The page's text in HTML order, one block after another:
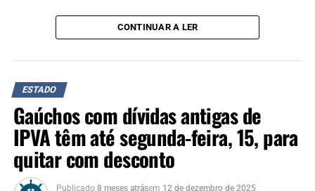
Também podem ser realizados pelo aplicativo a
apresentação de condutor, consulta da situação do
modalidade Identidade Fácil. O atendimento ocorre pelo
WhatsApp, no número (51) 3210-3939.
As novas funcionalidades foram anunciadas durante o
evento RS+Digital e +Diferente, realizado em Porto
Alegre no dia 25 de maio.
CONTINUAR A LER
ESTADO
Gaúchos com dívidas antigas de
IPVA têm até segunda-feira, 15, para
quitar com desconto
Publicado 8 meses atrásem 12 de dezembro de 2025